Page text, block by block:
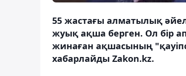
55 жастағы алматылық
жуық ақша берген. Ол бір
жинаған ақшасының
хабарлайды Zakon.kz.